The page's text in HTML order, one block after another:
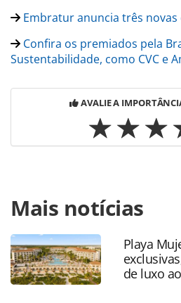
Embratur anuncia três
Confira os premiados pela
Sustentabilidade, como CVC e
AVALIE A
https://www.panrotas.com.br/
politica/2023/02/monica-samia-
time-da-embratur_194708.html
oferecidas na página. Todo o
PANROTAS Editora é protegido
sobre direito autoral. Não
Mais notícias
Playa
de luxo